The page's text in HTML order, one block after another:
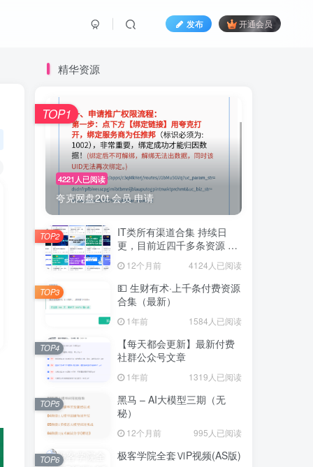
发布 开通会员
精华资源
4221人已阅读
夸克网盘20t 会员 申请
TOP1
IT类所有渠道合集 持续日
更，目前近四千多条资源 年
12个月前 4124人已阅读
TOP2
💵 生财有术·上千条付费资源
合集（最新）
1年前 1584人已阅读
TOP3
【每天都会更新】最新付费
社群公众号文章
1年前 1319人已阅读
TOP4
黑马 – AI大模型三期（无
秘）
12个月前 995人已阅读
TOP5
极客学院全套ⅥP视频(AS版)
TOP6